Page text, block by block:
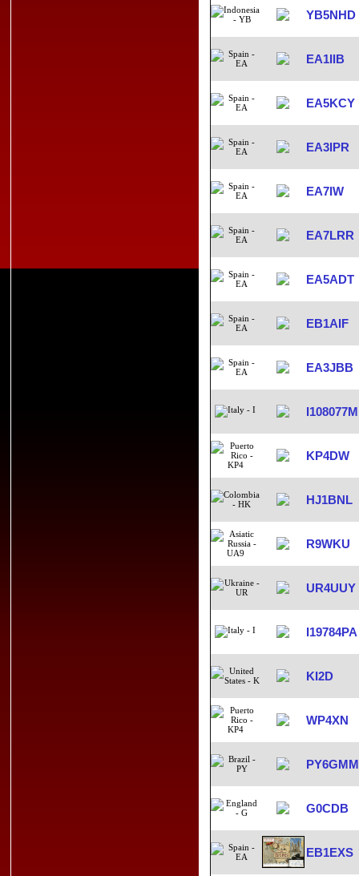
YB5NHD
EA1IIB
EA5KCY
EA3IPR
EA7IW
EA7LRR
EA5ADT
EB1AIF
EA3JBB
KP4DW
HJ1BNL
R9WKU
UR4UUY
I19784PA
KI2D
WP4XN
PY6GMM
G0CDB
EB1EXS